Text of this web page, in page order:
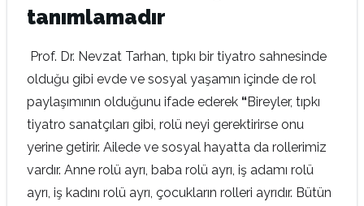
tanımlamadır
Prof. Dr. Nevzat Tarhan, tıpkı bir tiyatro sahnesinde
olduğu gibi evde ve sosyal yaşamın içinde de rol
paylaşımının olduğunu ifade ederek “Bireyler, tıpkı
tiyatro sanatçıları gibi, rolü neyi gerektirirse onu
yerine getirir. Ailede ve sosyal hayatta da rollerimiz
vardır. Anne rolü ayrı, baba rolü ayrı, iş adamı rolü
ayrı, iş kadını rolü ayrı, çocukların rolleri ayrıdır. Bütün